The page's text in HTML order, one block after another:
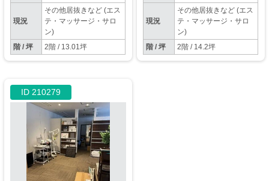
現況
その他居抜きなど (エス
テ・マッサージ・サロ
ン)
階 / 坪
2階 / 13.01坪
現況
その他居抜きなど (エス
テ・マッサージ・サロ
ン)
階 / 坪
2階 / 14.2坪
ID 210279